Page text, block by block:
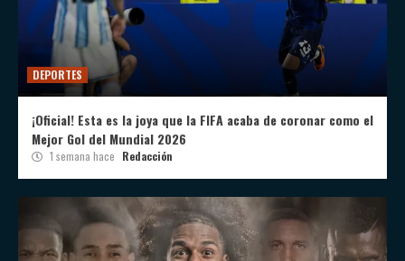
DEPORTES
¡Oficial! Esta es la joya que la FIFA acaba de coronar como el
Mejor Gol del Mundial 2026
1 semana hace Redacción